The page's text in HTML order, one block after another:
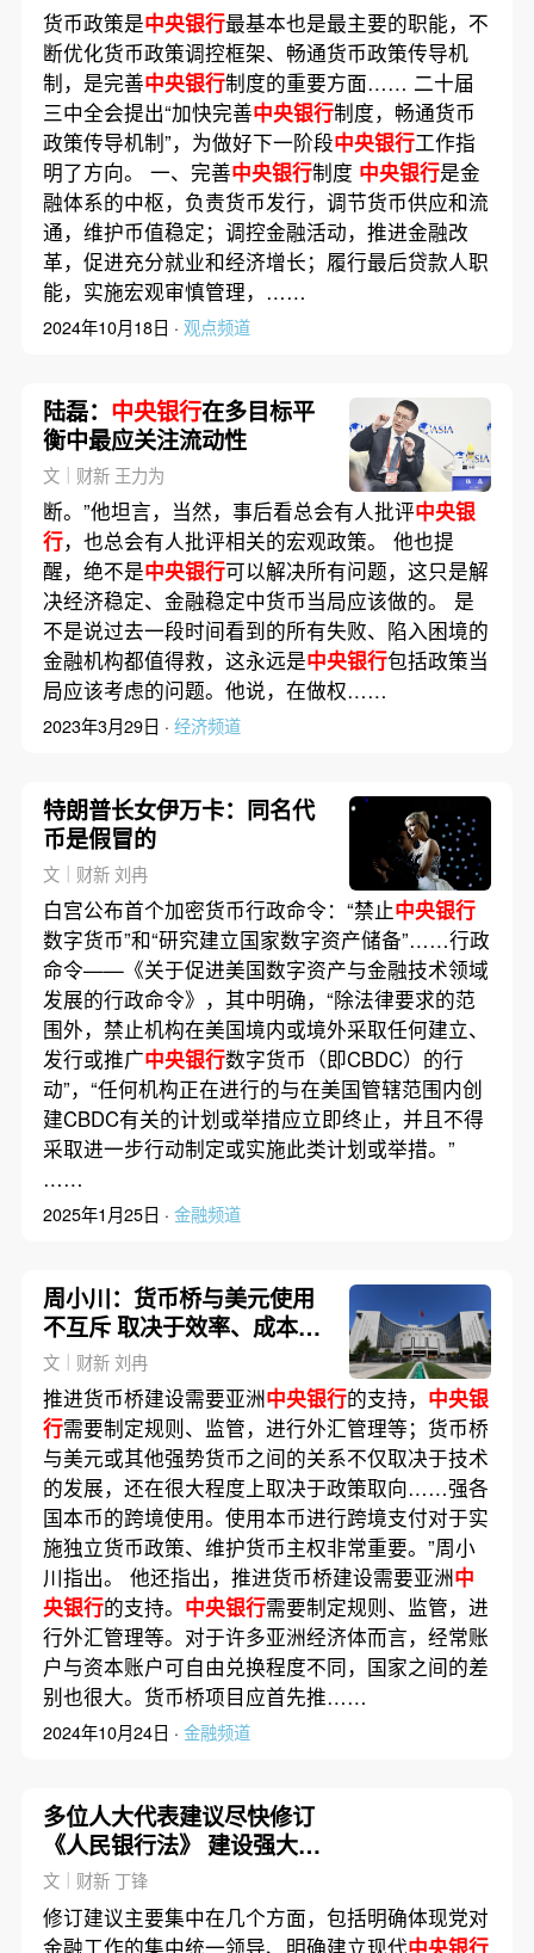
货币政策是中央银行最基本也是最主要的职能，不
断优化货币政策调控框架、畅通货币政策传导机
制，是完善中央银行制度的重要方面…… 二十届
三中全会提出“加快完善中央银行制度，畅通货币
政策传导机制”，为做好下一阶段中央银行工作指
明了方向。 一、完善中央银行制度 中央银行是金
融体系的中枢，负责货币发行，调节货币供应和流
通，维护币值稳定；调控金融活动，推进金融改
革，促进充分就业和经济增长；履行最后贷款人职
能，实施宏观审慎管理，……
2024年10月18日 · 观点频道
陆磊： 中央银行在多目标平
衡中最应关注流动性
文｜财新 王力为
断。”他坦言，当然，事后看总会有人批评中央银
行，也总会有人批评相关的宏观政策。 他也提
醒，绝不是中央银行可以解决所有问题，这只是解
决经济稳定、金融稳定中货币当局应该做的。 是
不是说过去一段时间看到的所有失败、陷入困境的
金融机构都值得救，这永远是中央银行包括政策当
局应该考虑的问题。他说，在做权……
2023年3月29日 · 经济频道
特朗普长女伊万卡：同名代
币是假冒的
文｜财新 刘冉
白宫公布首个加密货币行政命令：“禁止中央银行
数字货币”和“研究建立国家数字资产储备”……行政
命令——《关于促进美国数字资产与金融技术领域
发展的行政命令》，其中明确，“除法律要求的范
围外，禁止机构在美国境内或境外采取任何建立、
发行或推广中央银行数字货币（即CBDC）的行
动”，“任何机构正在进行的与在美国管辖范围内创
建CBDC有关的计划或举措应立即终止，并且不得
采取进一步行动制定或实施此类计划或举措。”
……
2025年1月25日 · 金融频道
周小川：货币桥与美元使用
不互斥 取决于效率、成本、
安全和用户选择
文｜财新 刘冉
推进货币桥建设需要亚洲中央银行的支持， 中央银
行需要制定规则、监管，进行外汇管理等；货币桥
与美元或其他强势货币之间的关系不仅取决于技术
的发展，还在很大程度上取决于政策取向……强各
国本币的跨境使用。使用本币进行跨境支付对于实
施独立货币政策、维护货币主权非常重要。”周小
川指出。 他还指出，推进货币桥建设需要亚洲中
央银行的支持。 中央银行需要制定规则、监管，进
行外汇管理等。对于许多亚洲经济体而言，经常账
户与资本账户可自由兑换程度不同，国家之间的差
别也很大。货币桥项目应首先推……
2024年10月24日 · 金融频道
多位人大代表建议尽快修订
《人民银行法》 建设强大的
中央银行
文｜财新 丁锋
修订建议主要集中在几个方面，包括明确体现党对
金融工作的集中统一领导、明确建立现代中央银行